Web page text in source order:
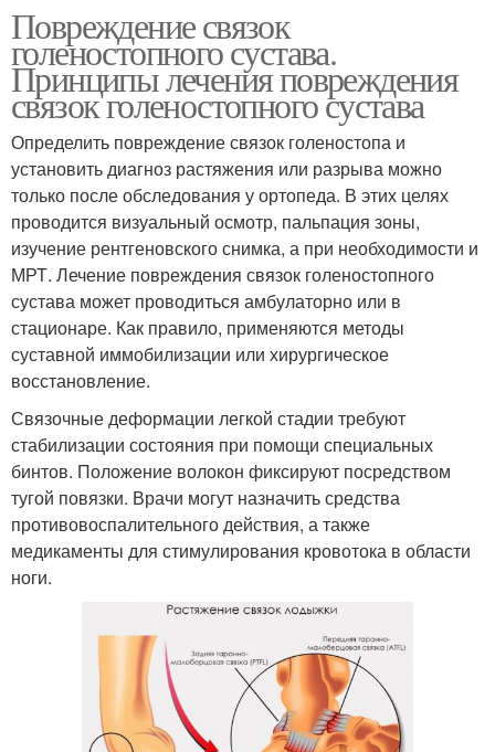
Повреждение связок
голеностопного сустава.
Принципы лечения повреждения
связок голеностопного сустава
Определить повреждение связок голеностопа и
установить диагноз растяжения или разрыва можно
только после обследования у ортопеда. В этих целях
проводится визуальный осмотр, пальпация зоны,
изучение рентгеновского снимка, а при необходимости и
МРТ. Лечение повреждения связок голеностопного
сустава может проводиться амбулаторно или в
стационаре. Как правило, применяются методы
суставной иммобилизации или хирургическое
восстановление.
Связочные деформации легкой стадии требуют
стабилизации состояния при помощи специальных
бинтов. Положение волокон фиксируют посредством
тугой повязки. Врачи могут назначить средства
противовоспалительного действия, а также
медикаменты для стимулирования кровотока в области
ноги.